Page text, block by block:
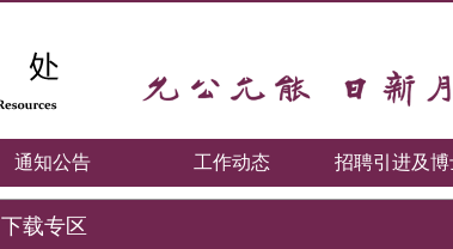
通知公告 工作动态 招聘引进及
下载专区